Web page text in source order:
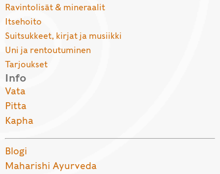
Ravintolisät & mineraalit
Itsehoito
Suitsukkeet, kirjat ja musiikki
Uni ja rentoutuminen
Tarjoukset
Info
Vata
Pitta
Kapha
Blogi
Maharishi Ayurveda